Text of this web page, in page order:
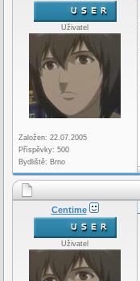
Uživatel
Založen: 22.07.2005
Příspěvky: 500
Bydliště: Brno
Centime
Uživatel